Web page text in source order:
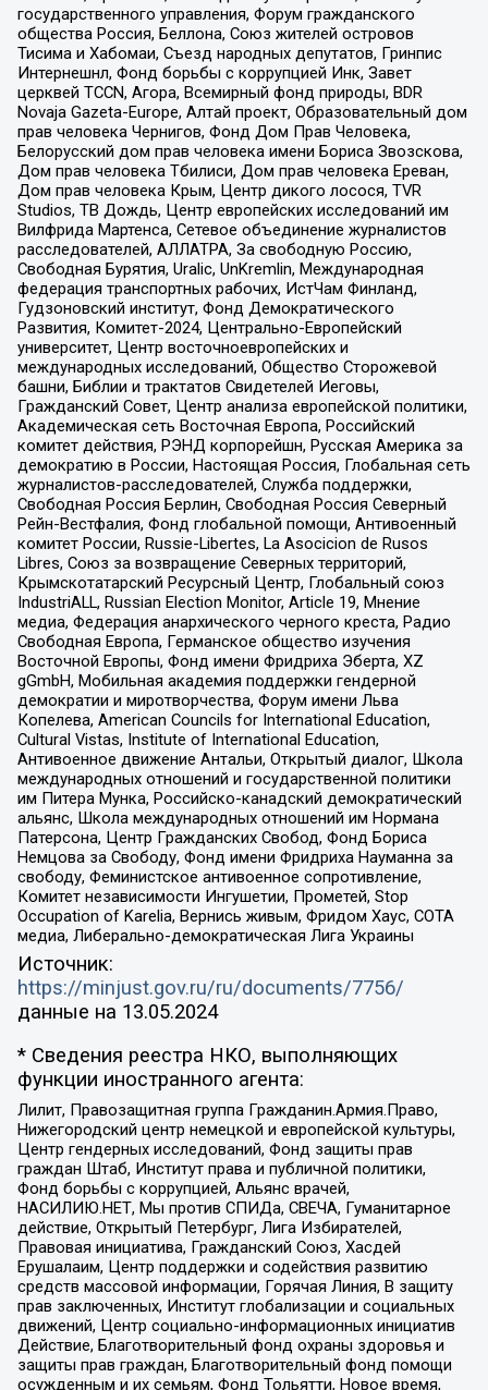
государственного управления, Форум гражданского
общества Россия, Беллона, Союз жителей островов
Тисима и Хабомаи, Съезд народных депутатов, Гринпис
Интернешнл, Фонд борьбы с коррупцией Инк, Завет
церквей TCCN, Агора, Всемирный фонд природы, BDR
Novaja Gazeta-Europe, Алтай проект, Образовательный дом
прав человека Чернигов, Фонд Дом Прав Человека,
Белорусский дом прав человека имени Бориса Звозскова,
Дом прав человека Тбилиси, Дом прав человека Ереван,
Дом прав человека Крым, Центр дикого лосося, TVR
Studios, ТВ Дождь, Центр европейских исследований им
Вилфрида Мартенса, Сетевое объединение журналистов
расследователей, АЛЛАТРА, За свободную Россию,
Свободная Бурятия, Uralic, UnKremlin, Международная
федерация транспортных рабочих, ИстЧам Финланд,
Гудзоновский институт, Фонд Демократического
Развития, Комитет-2024, Центрально-Европейский
университет, Центр восточноевропейских и
международных исследований, Общество Сторожевой
башни, Библии и трактатов Свидетелей Иеговы,
Гражданский Совет, Центр анализа европейской политики,
Академическая сеть Восточная Европа, Российский
комитет действия, РЭНД корпорейшн, Русская Америка за
демократию в России, Настоящая Россия, Глобальная сеть
журналистов-расследователей, Служба поддержки,
Свободная Россия Берлин, Свободная Россия Северный
Рейн-Вестфалия, Фонд глобальной помощи, Антивоенный
комитет России, Russie-Libertes, La Asocicion de Rusos
Libres, Союз за возвращение Северных территорий,
Крымскотатарский Ресурсный Центр, Глобальный союз
IndustriALL, Russian Election Monitor, Article 19, Мнение
медиа, Федерация анархического черного креста, Радио
Свободная Европа, Германское общество изучения
Восточной Европы, Фонд имени Фридриха Эберта, XZ
gGmbH, Мобильная академия поддержки гендерной
демократии и миротворчества, Форум имени Льва
Копелева, American Councils for International Education,
Cultural Vistas, Institute of International Education,
Антивоенное движение Антальи, Открытый диалог, Школа
международных отношений и государственной политики
им Питера Мунка, Российско-канадский демократический
альянс, Школа международных отношений им Нормана
Патерсона, Центр Гражданских Свобод, Фонд Бориса
Немцова за Свободу, Фонд имени Фридриха Науманна за
свободу, Феминистское антивоенное сопротивление,
Комитет независимости Ингушетии, Прометей, Stop
Occupation of Karelia, Вернись живым, Фридом Хаус, СОТА
медиа, Либерально-демократическая Лига Украины
Источник:
https://minjust.gov.ru/ru/documents/7756/
данные на 13.05.2024
* Сведения реестра НКО, выполняющих
функции иностранного агента:
Лилит, Правозащитная группа Гражданин.Армия.Право,
Нижегородский центр немецкой и европейской культуры,
Центр гендерных исследований, Фонд защиты прав
граждан Штаб, Институт права и публичной политики,
Фонд борьбы с коррупцией, Альянс врачей,
НАСИЛИЮ.НЕТ, Мы против СПИДа, СВЕЧА, Гуманитарное
действие, Открытый Петербург, Лига Избирателей,
Правовая инициатива, Гражданский Союз, Хасдей
Ерушалаим, Центр поддержки и содействия развитию
средств массовой информации, Горячая Линия, В защиту
прав заключенных, Институт глобализации и социальных
движений, Центр социально-информационных инициатив
Действие, Благотворительный фонд охраны здоровья и
защиты прав граждан, Благотворительный фонд помощи
осужденным и их семьям, Фонд Тольятти, Новое время,